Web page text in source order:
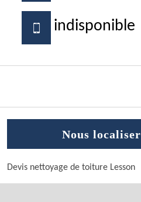
indisponible
Nous localiser
Devis nettoyage de toiture Lesson